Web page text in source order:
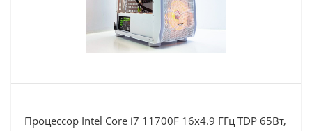
Процессор Intel Core i7 11700F 16x4.9 ГГц TDP 65Вт,